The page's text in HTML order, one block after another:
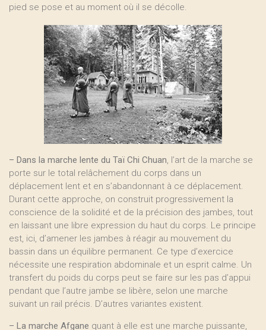
pied se pose et au moment où il se décolle.
– Dans la marche lente du Taï Chi Chuan, l’art de la marche se
porte sur le total relâchement du corps dans un
déplacement lent et en s’abandonnant à ce déplacement.
Durant cette approche, on construit progressivement la
conscience de la solidité et de la précision des jambes, tout
en laissant une libre expression du haut du corps. Le principe
est, ici, d’amener les jambes à réagir au mouvement du
bassin dans un équilibre permanent. Ce type d’exercice
nécessite une respiration abdominale et un esprit calme. Un
transfert du poids du corps peut se faire sur les pas d’appui
pendant que l’autre jambe se libère, selon une marche
suivant un rail précis. D’autres variantes existent.
– La marche Afgane quant à elle est une marche puissante,